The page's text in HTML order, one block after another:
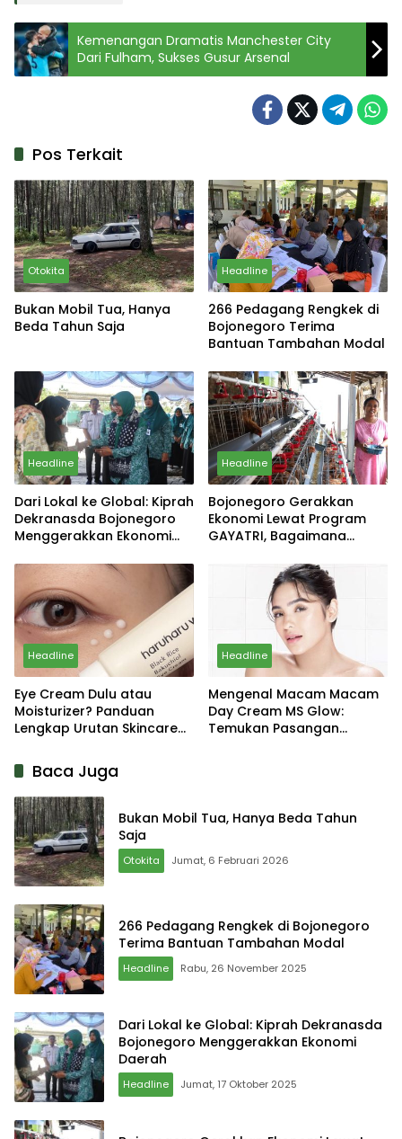
Kemenangan Dramatis Manchester City
Dari Fulham, Sukses Gusur Arsenal
Pos Terkait
Otokita
Bukan Mobil Tua, Hanya
Beda Tahun Saja
Headline
266 Pedagang Rengkek di
Bojonegoro Terima
Bantuan Tambahan Modal
Headline
Dari Lokal ke Global: Kiprah
Dekranasda Bojonegoro
Menggerakkan Ekonomi
Headline
Bojonegoro Gerakkan
Ekonomi Lewat Program
GAYATRI, Bagaimana
Headline
Eye Cream Dulu atau
Moisturizer? Panduan
Lengkap Urutan Skincare
Headline
Mengenal Macam Macam
Day Cream MS Glow:
Temukan Pasangan
Baca Juga
Bukan Mobil Tua, Hanya Beda Tahun
Saja
Otokita Jumat, 6 Februari 2026
266 Pedagang Rengkek di Bojonegoro
Terima Bantuan Tambahan Modal
Headline Rabu, 26 November 2025
Dari Lokal ke Global: Kiprah Dekranasda
Bojonegoro Menggerakkan Ekonomi
Daerah
Headline Jumat, 17 Oktober 2025